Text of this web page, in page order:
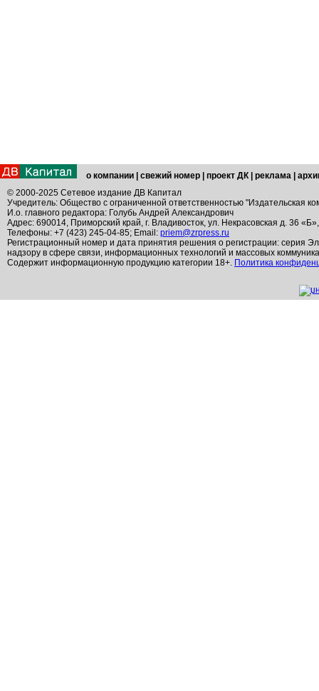
о компании свежий номер проект ДК реклама
© 2000-2025 Сетевое издание ДВ Капитал
Учредитель: Общество с ограниченной ответственностью "Издательская
И.о. главного редактора: Голубь Андрей Александрович
Адрес: 690014, Приморский край, г. Владивосток, ул. Некрасовская д. 36
Телефоны: +7 (423) 245-04-85; Email: priem@zrpress.ru
Регистрационный номер и дата принятия решения о регистрации: серия
надзору в сфере связи, информационных технологий и массовых
Содержит информационную продукцию категории 18+. Политика